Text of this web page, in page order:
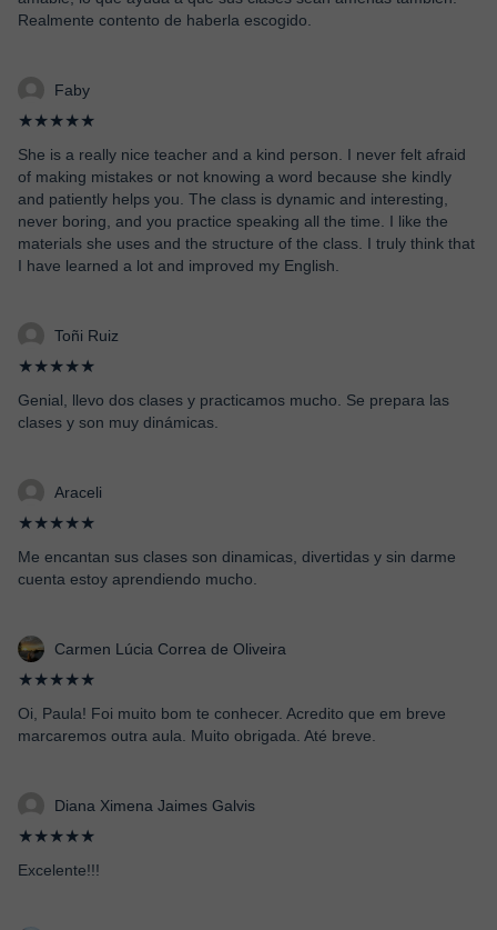
Realmente contento de haberla escogido.
Faby
★★★★★
She is a really nice teacher and a kind person. I never felt afraid
of making mistakes or not knowing a word because she kindly
and patiently helps you. The class is dynamic and interesting,
never boring, and you practice speaking all the time. I like the
materials she uses and the structure of the class. I truly think that
I have learned a lot and improved my English.
Toñi Ruiz
★★★★★
Genial, llevo dos clases y practicamos mucho. Se prepara las
clases y son muy dinámicas.
Araceli
★★★★★
Me encantan sus clases son dinamicas, divertidas y sin darme
cuenta estoy aprendiendo mucho.
Carmen Lúcia Correa de Oliveira
★★★★★
Oi, Paula! Foi muito bom te conhecer. Acredito que em breve
marcaremos outra aula. Muito obrigada. Até breve.
Diana Ximena Jaimes Galvis
★★★★★
Excelente!!!